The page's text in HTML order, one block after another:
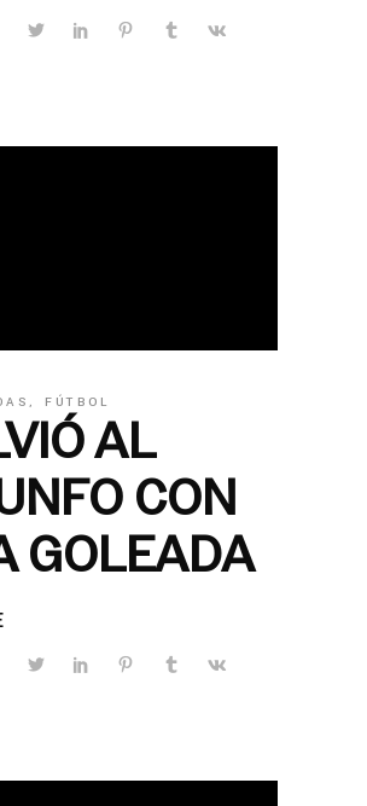
, FÚTBOL
AL
CON
GOLEADA